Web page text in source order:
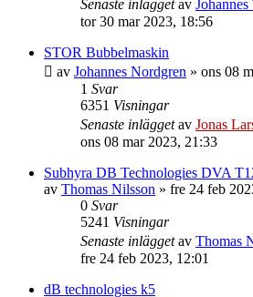
Senaste inläggetav Johannes
tor 30 mar 2023, 18:56
STOR Bubbelmaskin
av Johannes Nordgren » ons 08
1 Svar
6351 Visningar
Senaste inläggetav Jonas
ons 08 mar 2023, 21:33
Subhyra DB Technologies DVA
av Thomas Nilsson » fre 24 feb
0 Svar
5241 Visningar
Senaste inläggetav Thomas
fre 24 feb 2023, 12:01
dB technologies k5